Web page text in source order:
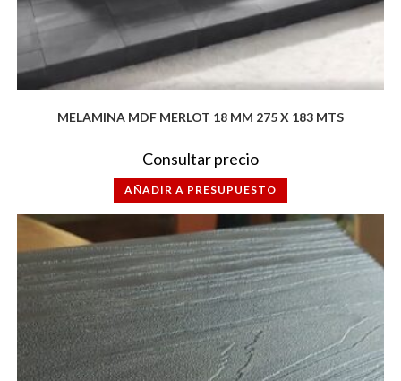
MELAMINA MDF MERLOT 18 MM 275 X 183 MTS
Consultar precio
AÑADIR A PRESUPUESTO